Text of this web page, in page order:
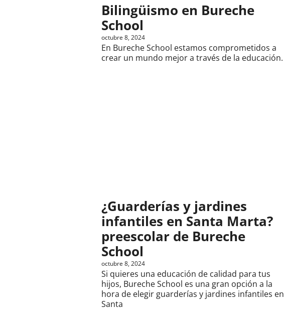
Bilingüismo en Bureche
School
octubre 8, 2024
En Bureche School estamos comprometidos a
crear un mundo mejor a través de la educación.
¿Guarderías y jardines
infantiles en Santa Marta?
preescolar de Bureche
School
octubre 8, 2024
Si quieres una educación de calidad para tus
hijos, Bureche School es una gran opción a la
hora de elegir guarderías y jardines infantiles en
Santa